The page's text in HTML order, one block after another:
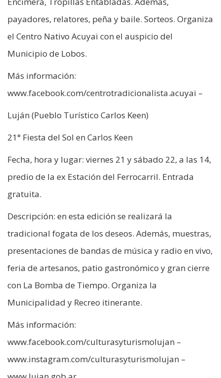
payadores, relatores, peña y baile. Sorteos. Organiza
el Centro Nativo Acuyai con el auspicio del
Municipio de Lobos.
Más información:
www.facebook.com/centrotradicionalista.acuyai –
Luján (Pueblo Turístico Carlos Keen)
21° Fiesta del Sol en Carlos Keen
Fecha, hora y lugar: viernes 21 y sábado 22, a las 14,
predio de la ex Estación del Ferrocarril. Entrada
gratuita.
Descripción: en esta edición se realizará la
tradicional fogata de los deseos. Además, muestras,
presentaciones de bandas de música y radio en vivo,
feria de artesanos, patio gastronómico y gran cierre
con La Bomba de Tiempo. Organiza la
Municipalidad y Recreo itinerante.
Más información:
www.facebook.com/culturasyturismolujan –
www.instagram.com/culturasyturismolujan –